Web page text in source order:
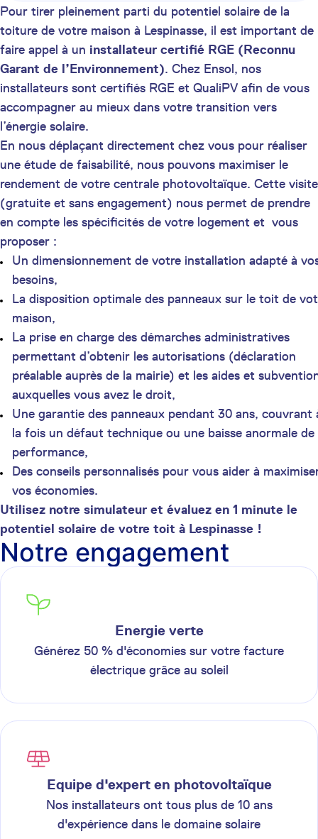
Pour tirer pleinement parti du potentiel solaire de la
toiture de votre maison à Lespinasse, il est important de
faire appel à un installateur certifié RGE (Reconnu
Garant de l’Environnement). Chez Ensol, nos
installateurs sont certifiés RGE et QualiPV afin de vous
accompagner au mieux dans votre transition vers
l’énergie solaire.
En nous déplaçant directement chez vous pour réaliser
une étude de faisabilité, nous pouvons maximiser le
rendement de votre centrale photovoltaïque. Cette visite
(gratuite et sans engagement) nous permet de prendre
en compte les spécificités de votre logement et vous
proposer :
Un dimensionnement de votre installation adapté à
besoins,
La disposition optimale des panneaux sur le toit de
maison,
La prise en charge des démarches administratives
permettant d’obtenir les autorisations (déclaration
préalable auprès de la mairie) et les aides et
auxquelles vous avez le droit,
Une garantie des panneaux pendant 30 ans, couvrant
la fois un défaut technique ou une baisse anormale de
performance,
Des conseils personnalisés pour vous aider à
vos économies.
Utilisez notre simulateur et évaluez en 1 minute le
potentiel solaire de votre toit à Lespinasse !
Notre engagement
Energie verte
Générez 50 % d'économies sur votre facture
électrique grâce au soleil
Equipe d'expert en photovoltaïque
Nos installateurs ont tous plus de 10 ans
d'expérience dans le domaine solaire